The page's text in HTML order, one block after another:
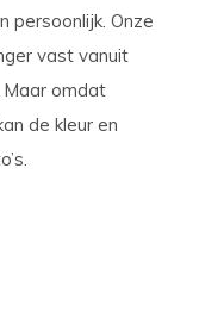
persoonlijk. Onze
vast vanuit
Maar omdat
de kleur en